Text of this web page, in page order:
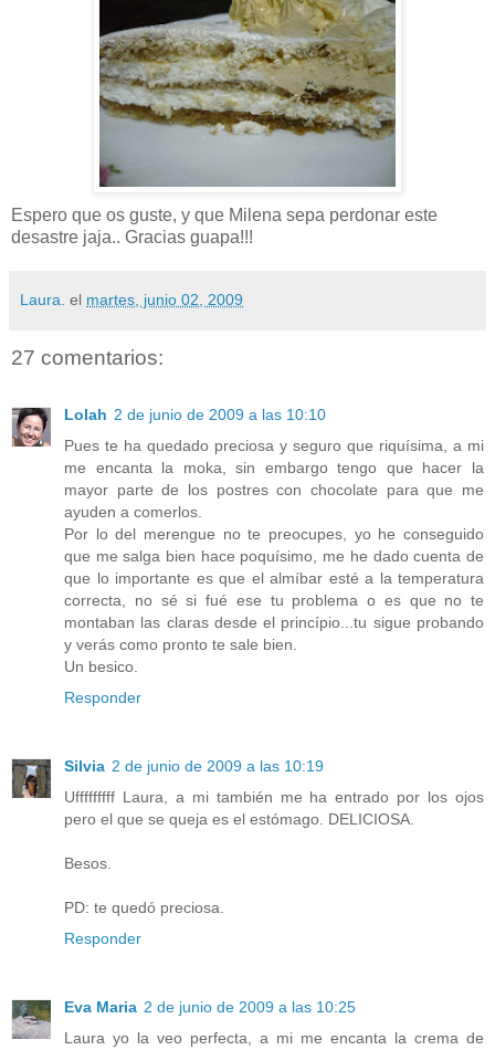
Espero que os guste, y que Milena sepa perdonar este
desastre jaja.. Gracias guapa!!!
Laura. el martes, junio 02, 2009
27 comentarios:
Lolah 2 de junio de 2009 a las 10:10
Pues te ha quedado preciosa y seguro que riquísima, a mi
me encanta la moka, sin embargo tengo que hacer la
mayor parte de los postres con chocolate para que me
ayuden a comerlos.
Por lo del merengue no te preocupes, yo he conseguido
que me salga bien hace poquísimo, me he dado cuenta de
que lo importante es que el almíbar esté a la temperatura
correcta, no sé si fué ese tu problema o es que no te
montaban las claras desde el princípio...tu sigue probando
y verás como pronto te sale bien.
Un besico.
Responder
Silvia 2 de junio de 2009 a las 10:19
Ufffffffff Laura, a mi también me ha entrado por los ojos
pero el que se queja es el estómago. DELICIOSA.
Besos.
PD: te quedó preciosa.
Responder
Eva Maria 2 de junio de 2009 a las 10:25
Laura yo la veo perfecta, a mi me encanta la crema de